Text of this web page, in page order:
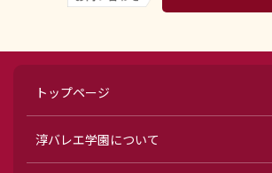
トップページ
淳バレエ学園について